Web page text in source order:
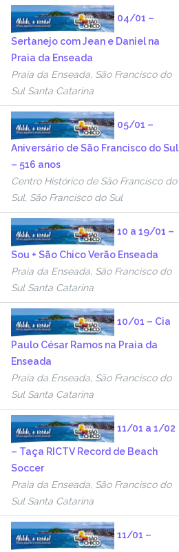
04/01 –
Sertanejo com Jean e Daniel na
Praia da Enseada
Praia da Enseada, São Francisco do
Sul Santa Catarina
05/01 –
Aniversário de São Francisco do Sul
– 516 anos
Centro Histórico de São Francisco do
Sul, São Francisco do Sul
10 a 19/01 –
Sou + São Chico Verão Enseada
Praia da Enseada, São Francisco do
Sul Santa Catarina
10/01 – Cia
Paulo César Ramos na Praia da
Enseada
Praia da Enseada, São Francisco do
Sul Santa Catarina
11/01 a 1/02
– Taça RICTV Record de Beach
Soccer
Praia da Enseada, São Francisco do
Sul Santa Catarina
11/01 –